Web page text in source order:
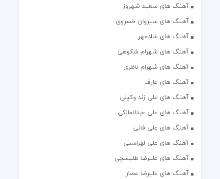
آهنگ های سعید شهروز
آهنگ های سیروان خسروی
آهنگ های شادمهر
آهنگ های شهرام شکوهی
آهنگ های شهرام ناظری
آهنگ های عارف
آهنگ های علی زند وکیلی
آهنگ های علی عبدالمالکی
آهنگ های علی فانی
آهنگ های علی لهراسبی
آهنگ های علیرضا طلیسچی
آهنگ های علیرضا عصار